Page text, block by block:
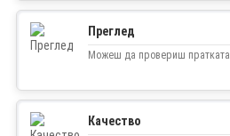
Преглед
Можеш да провериш пратката
Качество